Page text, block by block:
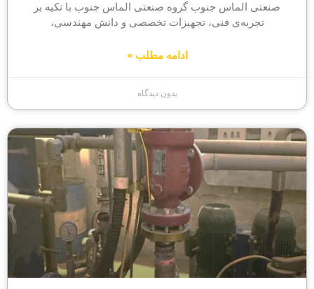
صنعتی الماس جنوب گروه صنعتی الماس جنوب با تکیه بر
تجربه‌ی فنی، تجهیزات تخصصی و دانش مهندسی،
ادامه مطلب »
بدون دیدگاه